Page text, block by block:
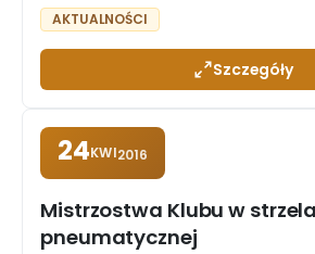
AKTUALNOŚCI
Szczegóły
24KWI2016
Mistrzostwa Klubu w
pneumatycznej